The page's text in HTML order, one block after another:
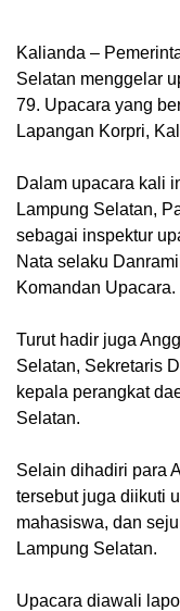
Kalianda –
Selatan menggelar
79. Upacara yang
Lapangan Korpri,
Dalam upacara kali
Lampung Selatan,
sebagai inspektur
Nata selaku
Komandan Upacara.
Turut hadir juga
Selatan, Sekretaris
kepala perangkat
Selatan.
Selain dihadiri para
tersebut juga diikuti
mahasiswa, dan
Lampung Selatan.
Upacara diawali